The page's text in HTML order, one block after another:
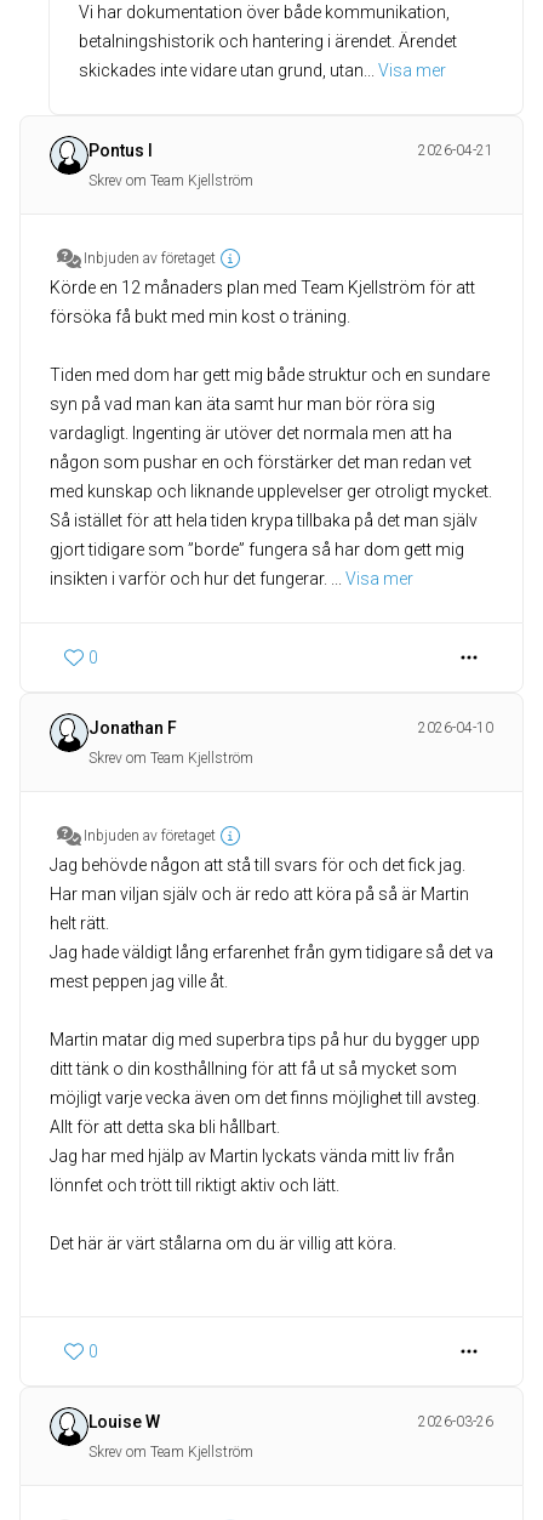
Vi har dokumentation över både kommunikation,
betalningshistorik och hantering i ärendet. Ärendet
skickades inte vidare utan grund, utan
Visa mer
Pontus I
2026-04-21
Skrev om Team Kjellström
Inbjuden av företaget
Körde en 12 månaders plan med Team Kjellström för att
försöka få bukt med min kost o träning.
Tiden med dom har gett mig både struktur och en sundare
syn på vad man kan äta samt hur man bör röra sig
vardagligt. Ingenting är utöver det normala men att ha
någon som pushar en och förstärker det man redan vet
med kunskap och liknande upplevelser ger otroligt mycket.
Så istället för att hela tiden krypa tillbaka på det man själv
gjort tidigare som ”borde” fungera så har dom gett mig
insikten i varför och hur det fungerar.
Visa mer
0
Jonathan F
2026-04-10
Skrev om Team Kjellström
Inbjuden av företaget
Jag behövde någon att stå till svars för och det fick jag.
Har man viljan själv och är redo att köra på så är Martin
helt rätt.
Jag hade väldigt lång erfarenhet från gym tidigare så det va
mest peppen jag ville åt.
Martin matar dig med superbra tips på hur du bygger upp
ditt tänk o din kosthållning för att få ut så mycket som
möjligt varje vecka även om det finns möjlighet till avsteg.
Allt för att detta ska bli hållbart.
Jag har med hjälp av Martin lyckats vända mitt liv från
lönnfet och trött till riktigt aktiv och lätt.
Det här är värt stålarna om du är villig att köra.
0
Louise W
2026-03-26
Skrev om Team Kjellström